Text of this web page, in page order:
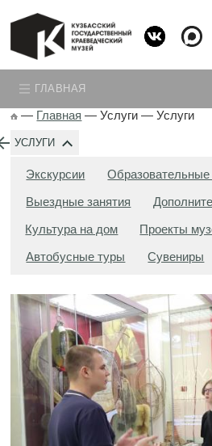
ГЛАВНАЯ
— Главная —Услуги —Услуги
УСЛУГИ
Экскурсии
Выездные занятия
Культура на дом Проекты
Автобусные туры Сувениры